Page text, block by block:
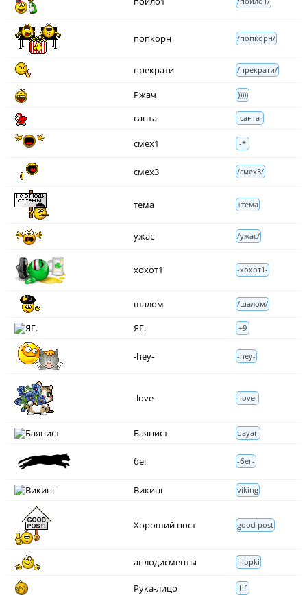
попкорн /попкорн/
прекрати /прекрати/
Ржач )))))
санта -санта-
смех1 -*
смех3 /смех3/
тема +тема
ужас /ужас/
хохот1 -хохот1-
шалом /шалом/
ЯГ. +9
-hey- -hey-
-love- -love-
Баянист bayan
бег -бег-
Викинг viking
Хороший пост good post
аплодисменты hlopki
Рука-лицо hf